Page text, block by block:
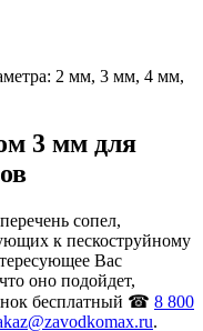
2 мм, 3 мм, 4 мм,
3 мм для
сопел,
к пескоструйному
Вас
оно подойдет,
бесплатный ☎ 8 800
.